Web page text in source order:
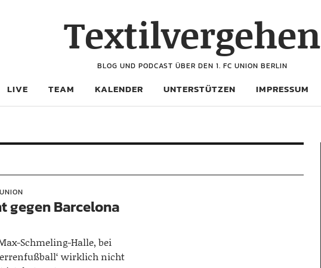
Textilvergehen
BLOG UND PODCAST ÜBER DEN 1. FC UNION BERLIN
LIVE TEAM KALENDER UNTERSTÜTZEN IMPRESSUM
gegen Barcelona
Schmeling-Halle, bei
wirklich nicht